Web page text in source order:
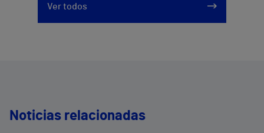
Ver todos
Noticias relacionadas